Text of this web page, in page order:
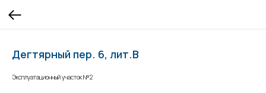
Дегтярный пер. 6, лит.В
Эксплуатационный участок №2